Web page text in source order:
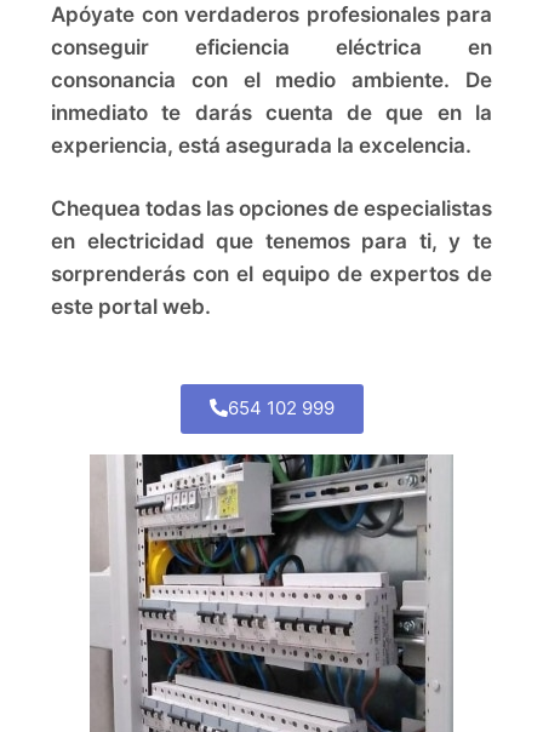
Apóyate con verdaderos profesionales para
conseguir eficiencia eléctrica en
consonancia con el medio ambiente. De
inmediato te darás cuenta de que en la
experiencia, está asegurada la excelencia.
Chequea todas las opciones de especialistas
en electricidad que tenemos para ti, y te
sorprenderás con el equipo de expertos de
este portal web.
654 102 999